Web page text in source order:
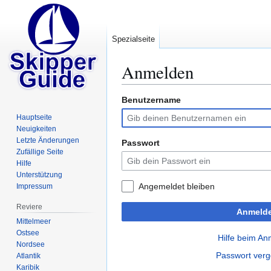
Anmelden
Zur
Navigation
springen
Zur
Suche
springen
Benutzername
Passwort
Angemeldet bleiben
Hilfe beim
Passwort
Spezialseite
Hauptseite
Neuigkeiten
Letzte Änderungen
Zufällige Seite
Hilfe
Unterstützung
Impressum
Reviere
Mittelmeer
Ostsee
Nordsee
Atlantik
Karibik